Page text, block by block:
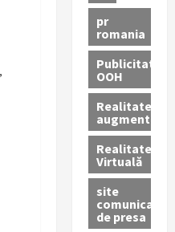
pr
romania
Publicitate
OOH
Realitatea
augmentată
Realitatea
Virtuală
site
comunicate
de presa